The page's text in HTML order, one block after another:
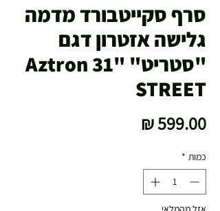
סרף סקייטבורד מדמה
גלישה אזטרון דגם
"סטריט" "31 Aztron
STREET
כמות *